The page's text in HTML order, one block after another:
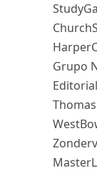
Grupo